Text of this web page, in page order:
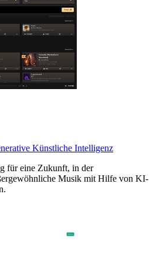
Künstliche Intelligenz
für eine Zukunft, in der
Musik mit Hilfe von KI-